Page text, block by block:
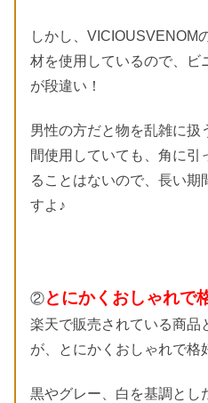
しかし、VICIOUSVENOM
材を使用しているので、ビ
が段違い！
男性の方だと物を乱雑に扱
間使用していても、角に引
ることはないので、長い期
すよ♪
②とにかくおしゃれで
楽天で販売されている商品
が、とにかくおしゃれで格
黒やグレー、白を基調とし